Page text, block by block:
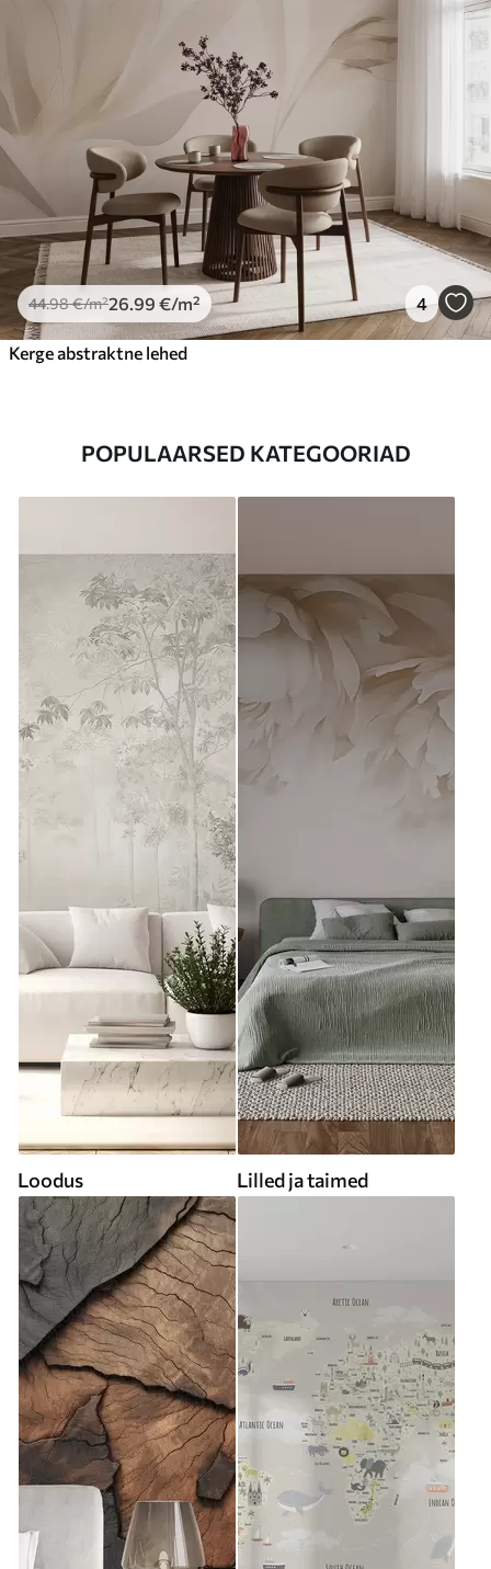
44.98€/m²26 .99 €/m² 4
Kerge abstraktne lehed
POPULAARSED KATEGOORIAD
Loodus Lilled ja taimed